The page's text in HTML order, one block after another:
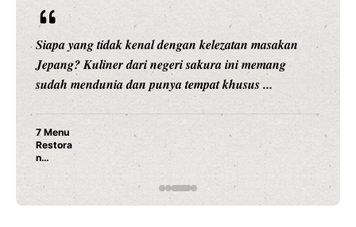
Siapa yang tidak kenal dengan kelezatan masakan
Jepang? Kuliner dari negeri sakura ini memang
sudah mendunia dan punya tempat khusus ...
7 Menu
Restora
n
Jepang
yang
Dicoba,